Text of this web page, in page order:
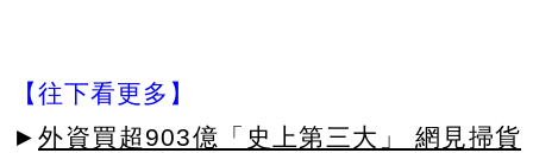
【往下看更多】
► 外資買超903億「史上第三大」 網見掃貨